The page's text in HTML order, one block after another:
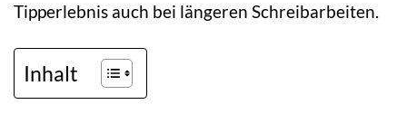
Tipperlebnis auch bei längeren Schreibarbeiten.
Inhalt